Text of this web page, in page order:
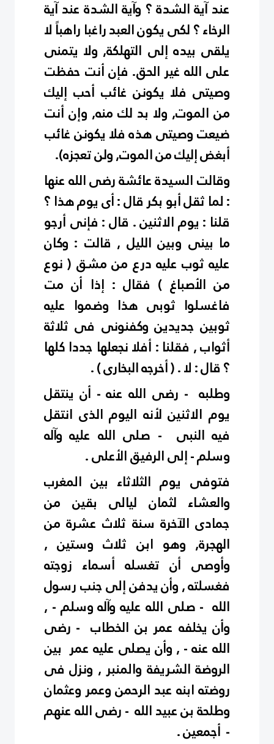
عند آية الشدة ؟ وآية الشدة عند آية
الرخاء ؟ لكى يكون العبد راغبا راهباً لا
يلقى بيده إلى التهلكة, ولا يتمنى
على الله غير الحق. فإن أنت حفظت
وصيتى فلا يكونن غائب أحب إليك
من الموت, ولا بد لك منه, وإن أنت
ضيعت وصيتى هذه فلا يكونن غائب
أبغض إليك من الموت, ولن تعجزه).
وقالت السيدة عائشة رضى الله عنها
: لما ثقل أبو بكر قال : أى يوم هذا ؟
قلنا : يوم الاثنين . قال : فإنى أرجو
ما بينى وبين الليل , قالت : وكان
عليه ثوب عليه درع من مشق ( نوع
من الأصباغ ) فقال : إذا أن مت
فاغسلوا ثوبى هذا وضموا عليه
ثوبين جديدين وكفنونى فى ثلاثة
أثواب , فقلنا : أفلا نجعلها جددا كلها
؟ قال : لا . ( أخرجه البخارى ) .
وطلبه - رضى الله عنه - أن ينتقل
يوم الاثنين لأنه اليوم الذى انتقل
فيه النبى - صلى الله عليه وآله
وسلم - إلى الرفيق الأعلى .
فتوفى يوم الثلاثاء بين المغرب
والعشاء لثمان ليالى بقين من
جمادى الآخرة سنة ثلاث عشرة من
الهجرة, وهو ابن ثلاث وستين ,
وأوصى أن تغسله أسماء زوجته
فغسلته , وأن يدفن إلى جنب رسول
الله - صلى الله عليه وآله وسلم - ,
وأن يخلفه عمر بن الخطاب - رضى
الله عنه - , وأن يصلى عليه عمر بين
الروضة الشريفة والمنبر , ونزل فى
روضته ابنه عبد الرحمن وعمر وعثمان
وطلحة بن عبيد الله - رضى الله عنهم
- أجمعين .